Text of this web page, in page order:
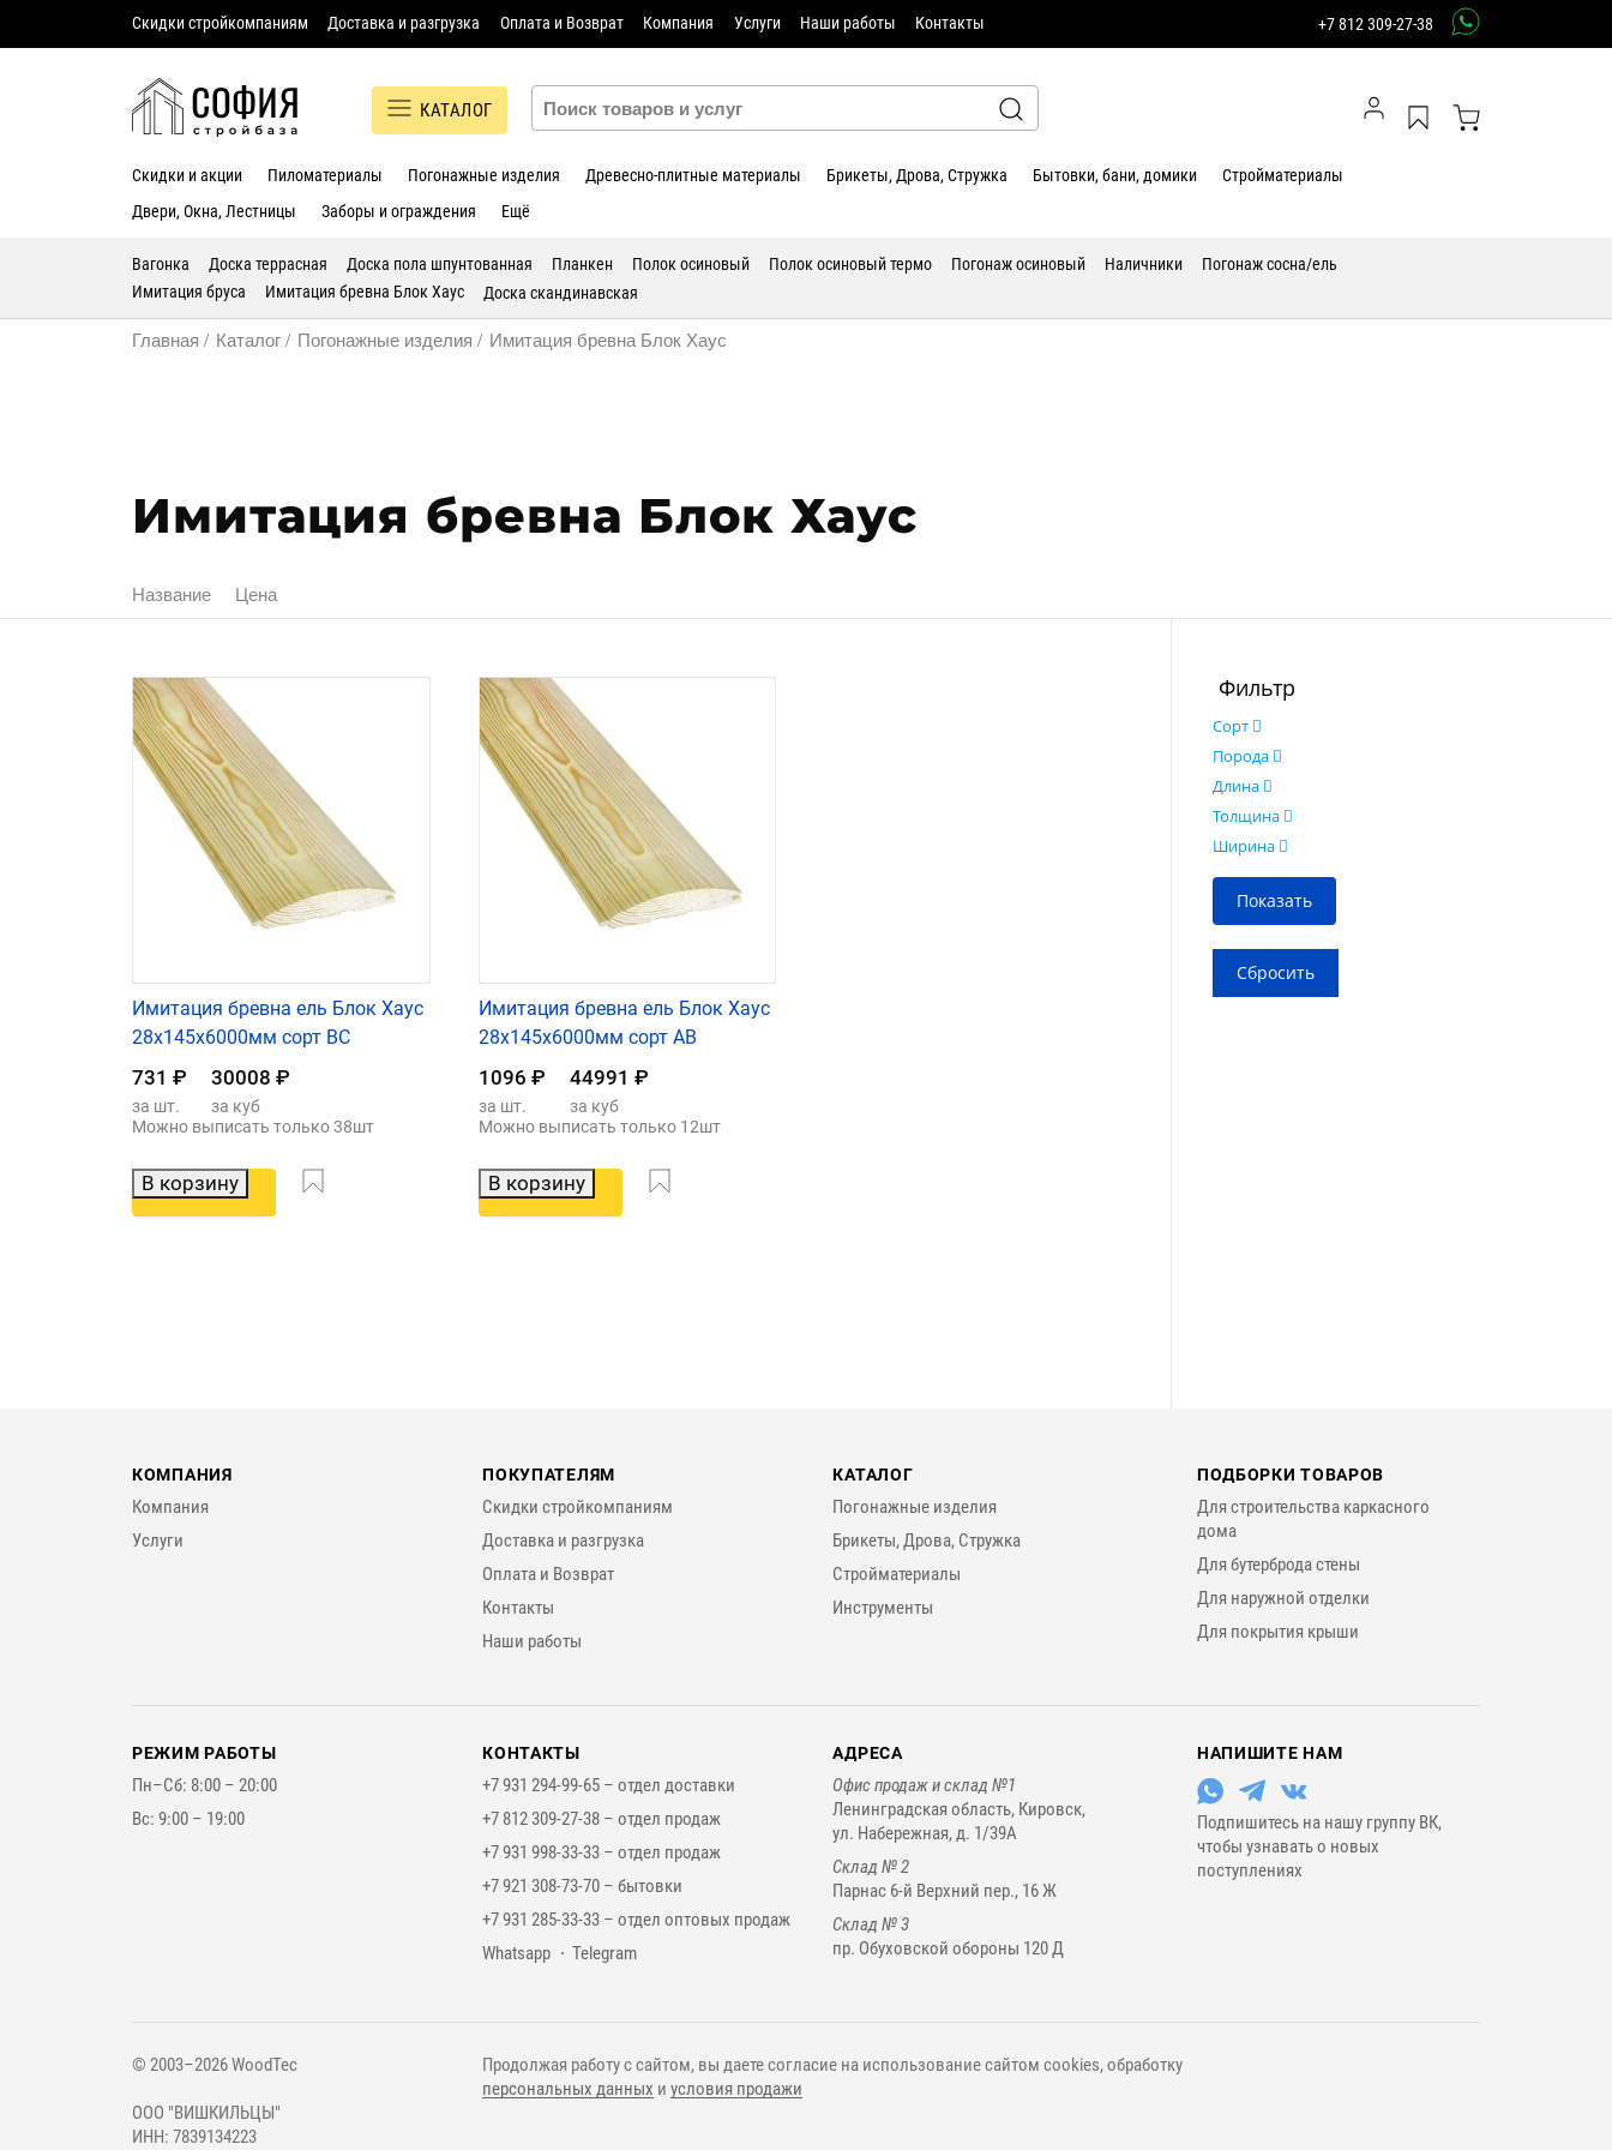
Скидки стройкомпаниям Доставка и разгрузка Оплата и Возврат Компания Услуги Наши работы Контакты +7 812 309-27-38
КАТАЛОГ
Скидки и акции Пиломатериалы Погонажные изделия Древесно-плитные материалы Брикеты, Дрова, Стружка Бытовки, бани, домики
Стройматериалы
Двери, Окна, Лестницы
Заборы и ограждения Ещё
Вагонка Доска террасная Доска пола шпунтованная Планкен Полок осиновый Полок осиновый термо Погонаж осиновый Наличники
Погонаж сосна/ель
Имитация бруса
Имитация бревна Блок Хаус Доска скандинавская
Главная Каталог Погонажные изделия Имитация бревна Блок Хаус
Имитация бревна Блок Хаус
Название Цена
Фильтр
Сорт
Порода
Длина
Толщина
Ширина
Имитация бревна ель Блок Хаус
28х145х6000мм сорт ВС
731 ₽ 30008 ₽
за шт.
за куб
Можно выписать только 38шт
В корзину
Имитация бревна ель Блок Хаус
28х145х6000мм сорт АВ
1096 ₽ 44991 ₽
за шт.
за куб
Можно выписать только 12шт
В корзину
КОМПАНИЯ
Компания
Услуги
ПОКУПАТЕЛЯМ
Скидки стройкомпаниям
Доставка и разгрузка
Оплата и Возврат
Контакты
Наши работы
КАТАЛОГ
Погонажные изделия
Брикеты, Дрова, Стружка
Стройматериалы
Инструменты
ПОДБОРКИ ТОВАРОВ
Для строительства каркасного
дома
Для бутерброда стены
Для наружной отделки
Для покрытия крыши
РЕЖИМ РАБОТЫ
Пн–Сб: 8:00 – 20:00
Вс: 9:00 – 19:00
КОНТАКТЫ
+7 931 294-99-65 –отдел доставки
+7 812 309-27-38 –отдел продаж
+7 931 998-33-33 –отдел продаж
+7 921 308-73-70 –бытовки
+7 931 285-33-33 –отдел оптовых продаж
Мессенджеры
Whatsapp Telegram
АДРЕСА
Офис продаж и склад №1
Ленинградская область, Кировск,
ул. Набережная, д. 1/39А
Склад № 2
Парнас 6-й Верхний пер., 16 Ж
Склад № 3
пр. Обуховской обороны 120 Д
НАПИШИТЕ НАМ
Подпишитесь на нашу группу ВК,
чтобы узнавать о новых
поступлениях
© 2003–2026 WoodTec
ООО "ВИШКИЛЬЦЫ"
ИНН: 7839134223
Продолжая работу с сайтом, вы даете согласие на использование сайтом cookies, обработку
персональных данных иусловия продажи